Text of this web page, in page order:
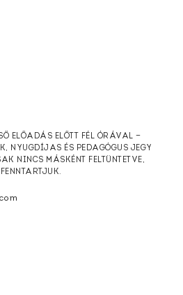
ELŐADÁS ELŐTT FÉL ÓRÁVAL —
NYUGDÍJAS ÉS PEDAGÓGUS JEGY
NINCS MÁSKÉNT FELTÜNTETVE,